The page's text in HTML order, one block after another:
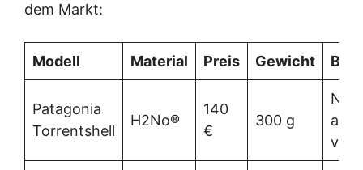
dem Markt:
Modell Material Preis Gewicht
Patagonia
Torrentshell
H2No®
140
€
300 g